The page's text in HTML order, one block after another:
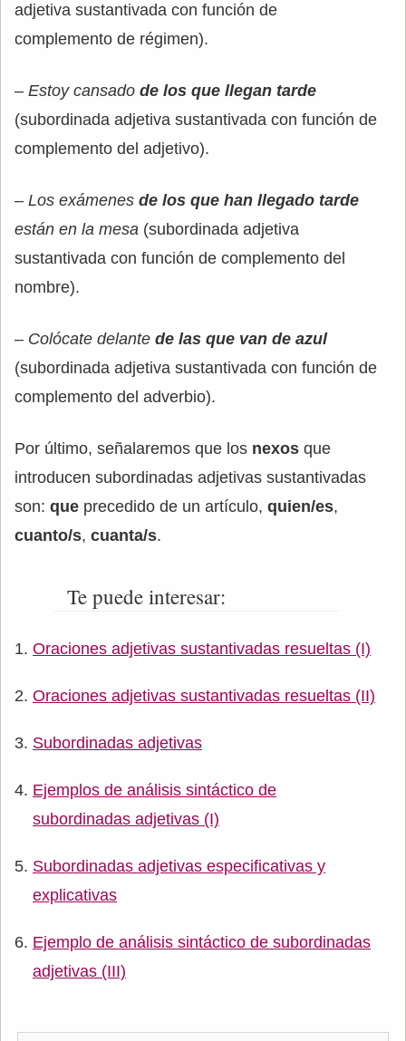
adjetiva sustantivada con función de
complemento de régimen).
– Estoy cansado de los que llegan tarde
(subordinada adjetiva sustantivada con función de
complemento del adjetivo).
– Los exámenes de los que han llegado tarde
están en la mesa (subordinada adjetiva
sustantivada con función de complemento del
nombre).
– Colócate delante de las que van de azul
(subordinada adjetiva sustantivada con función de
complemento del adverbio).
Por último, señalaremos que los nexos que
introducen subordinadas adjetivas sustantivadas
son: que precedido de un artículo, quien/es,
cuanto/s, cuanta/s.
Te puede interesar:
Oraciones adjetivas sustantivadas resueltas (I)
Oraciones adjetivas sustantivadas resueltas (II)
Subordinadas adjetivas
Ejemplos de análisis sintáctico de
subordinadas adjetivas (I)
Subordinadas adjetivas especificativas y
explicativas
Ejemplo de análisis sintáctico de subordinadas
adjetivas (III)